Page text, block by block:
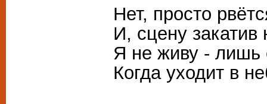
Нет, просто
И, сцену
Я не живу - лишь
Когда уходит в